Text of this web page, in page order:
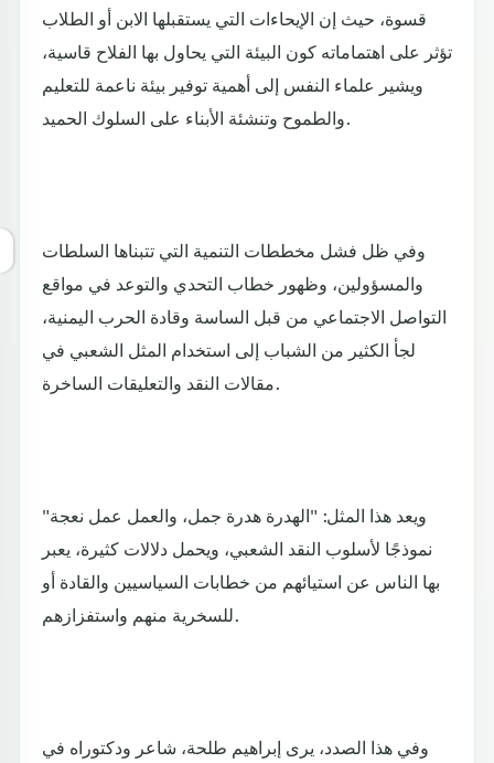
قسوة، حيث إن الإيحاءات التي يستقبلها الابن أو الطلاب
تؤثر على اهتماماته كون البيئة التي يحاول بها الفلاح قاسية،
ويشير علماء النفس إلى أهمية توفير بيئة ناعمة للتعليم
والطموح وتنشئة الأبناء على السلوك الحميد.
وفي ظل فشل مخططات التنمية التي تتبناها السلطات
والمسؤولين، وظهور خطاب التحدي والتوعد في مواقع
التواصل الاجتماعي من قبل الساسة وقادة الحرب اليمنية،
لجأ الكثير من الشباب إلى استخدام المثل الشعبي في
مقالات النقد والتعليقات الساخرة.
ويعد هذا المثل: "الهدرة هدرة جمل، والعمل عمل نعجة"
نموذجًا لأسلوب النقد الشعبي، ويحمل دلالات كثيرة، يعبر
بها الناس عن استيائهم من خطابات السياسيين والقادة أو
للسخرية منهم واستفزازهم.
وفي هذا الصدد، يرى إبراهيم طلحة، شاعر ودكتوراه في